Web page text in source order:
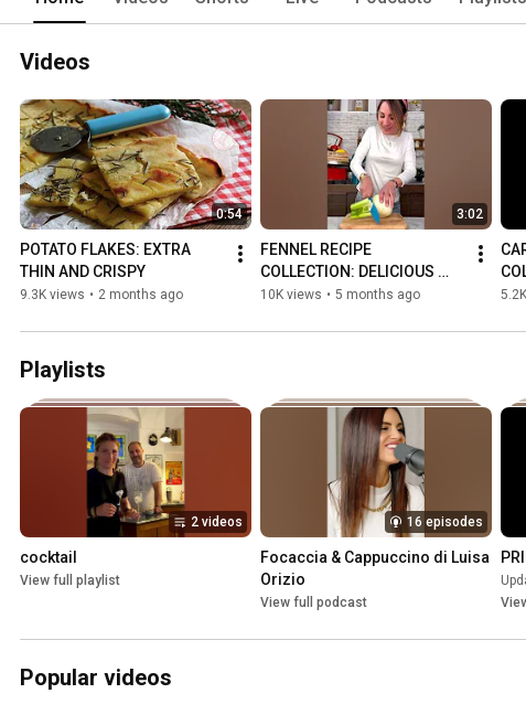
Videos
0:54
POTATO FLAKES: EXTRA
THIN AND CRISPY
9.3K views • 2 months ago
3:02
FENNEL RECIPE
COLLECTION: DELICIOUS
AND EASY IDEAS
10K views • 5 months ago
Playlists
2 videos
cocktail
View full playlist
16 episodes
Focaccia & Cappuccino di Luisa
Orizio
View full podcast
Popular videos